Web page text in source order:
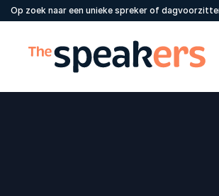
Op zoek naar een unieke spreker of